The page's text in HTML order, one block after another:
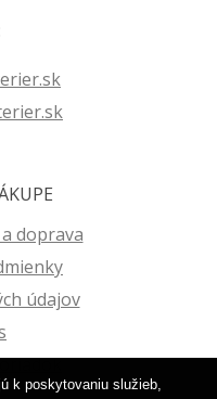
doprava
údajov
k poskytovaniu služieb,